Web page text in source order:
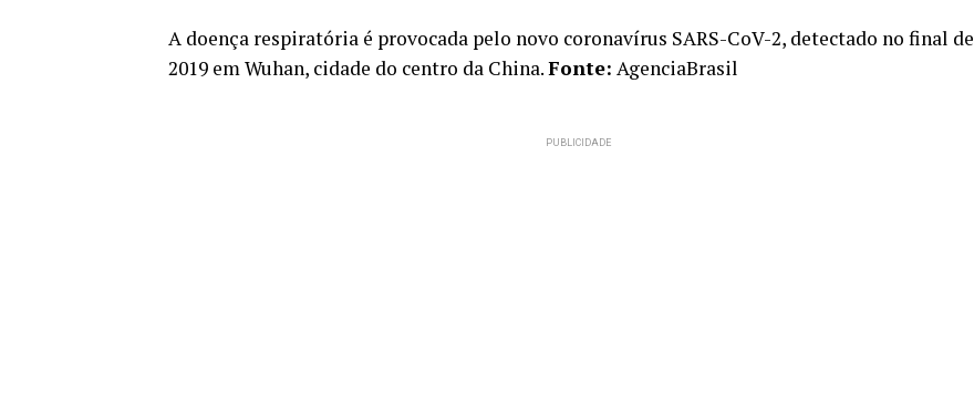
A doença respiratória é provocada pelo novo coronavírus SARS-CoV-2, detectado no final de
2019 em Wuhan, cidade do centro da China.Fonte: AgenciaBrasil